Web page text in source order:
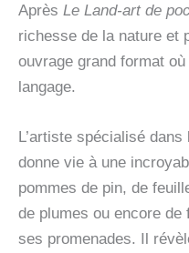
Après Le Land-art de
richesse de la nature et
ouvrage grand format
langage.
L’artiste spécialisé
donne vie à une
pommes de pin, de
de plumes ou encore
ses promenades. Il